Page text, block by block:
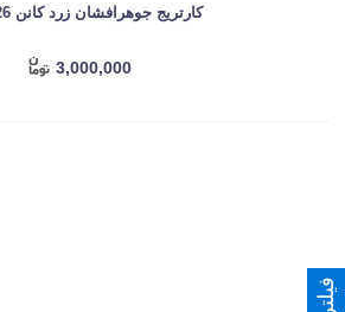
کارتریج جوهرافشان زرد کانن CLI-426
3,000,000
فیلتر